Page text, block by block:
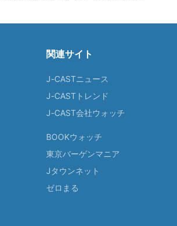
関連サイト
J-CASTニュース
J-CASTトレンド
J-CAST会社ウォッチ
BOOKウォッチ
東京バーゲンマニア
Jタウンネット
ゼロまる